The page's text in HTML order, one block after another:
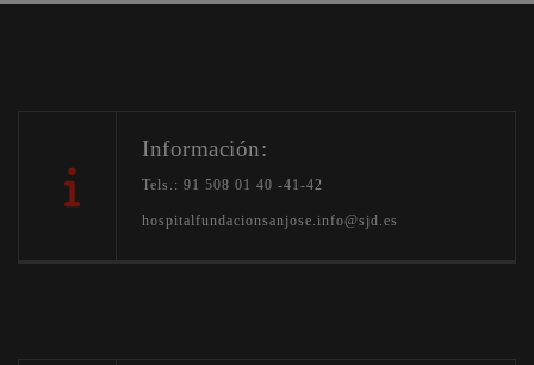
Información:
Tels.: 91 508 01 40 -41-42
hospitalfundacionsanjose.info@sjd.es